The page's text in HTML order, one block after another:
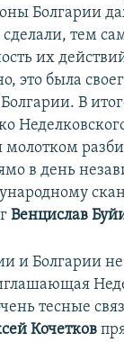
Болгарии
тем
их
это была
В
молотком
в день
Венцислав
и Болгарии
тесные
Кочетков